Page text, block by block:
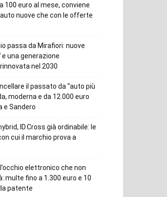
100 euro al mese, conviene
nuove che con le offerte
passa da Mirafiori: nuove
una generazione
nel 2030
il passato da “auto più
moderna e da 12.000 euro
e Sandero
ID.Cross già ordinabile: le
cui il marchio prova a
elettronico che non
multe fino a 1.300 euro e 10
patente